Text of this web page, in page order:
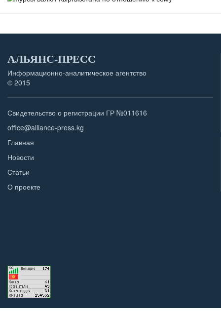
АЛЬЯНС-ПРЕСС
Информационно-аналитическое агентство
© 2015
Свидетельство о регистрации ГР №011616
office@alliance-press.kg
Главная
Новости
Статьи
О проекте